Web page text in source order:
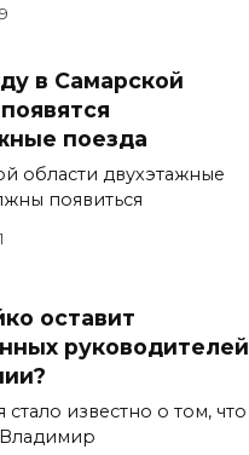
в Самарской
поезда
области двухэтажные
появиться
оставит
руководителей
стало известно о том, что